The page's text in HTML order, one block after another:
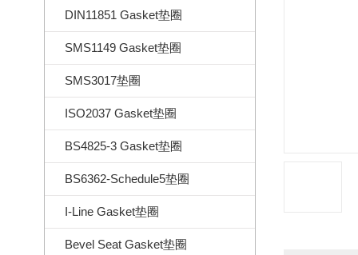
DIN11851 Gasket垫圈
SMS1149 Gasket垫圈
SMS3017垫圈
ISO2037 Gasket垫圈
BS4825-3 Gasket垫圈
BS6362-Schedule5垫圈
I-Line Gasket垫圈
Bevel Seat Gasket垫圈